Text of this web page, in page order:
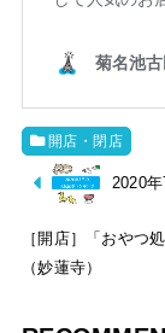
開店・閉店
2020
［開店］「おやつ
（妙蓮寺）